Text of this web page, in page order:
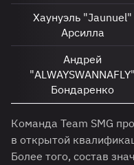
Хаунуэль "Jaunuel"
Арсилла
Андрей
"ALWAYSWANNAFLY"
Бондаренко
Команда Team SMG
в открытой
Более того, состав